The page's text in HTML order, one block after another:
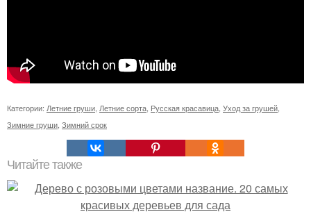
Категории: Летние груши Летние сорта Русская красавица Уход за грушей
Зимние груши Зимний срок
Читайте также